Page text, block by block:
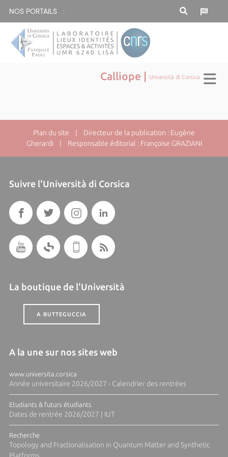
NOS PORTAILS :
Calliope | Università di Corsica
Plan du site | Directeur de la publication : Eugène
Gherardi | Responsable éditorial : Françoise GRAZIANI
Suivre l'Università di Corsica
La boutique de l'Università
A BUTTEGUCCIA
A la une sur nos sites web
www.universita.corsica
Année universitaire 2026/2027 - Calendrier des rentrées
Etudiants & futurs étudiants
Dates de rentrée 2026/2027 | IUT
Recherche
Topology and Fractionalisation in Quantum Matter and Synthetic